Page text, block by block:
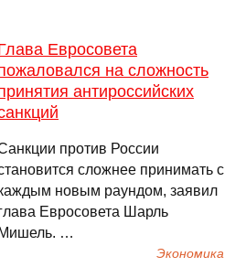
Евросовета
на сложность
антироссийских
против России
сложнее принимать с
новым раундом, заявил
Евросовета Шарль
Мишель. …
Экономика